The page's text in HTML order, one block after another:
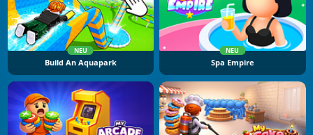
NEU
Build An Aquapark
NEU
Spa Empire